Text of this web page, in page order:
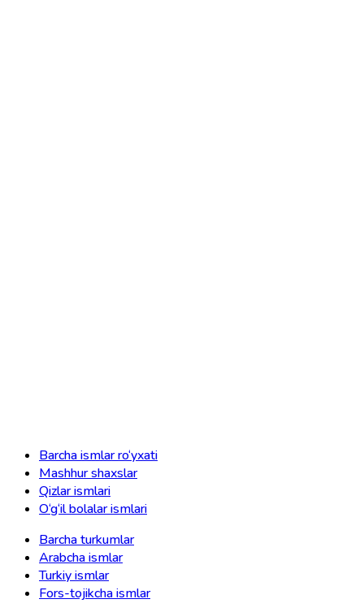
Barcha ismlar ro‘yxati
Mashhur shaxslar
Qizlar ismlari
O‘g‘il bolalar ismlari
Barcha turkumlar
Arabcha ismlar
Turkiy ismlar
Fors-tojikcha ismlar